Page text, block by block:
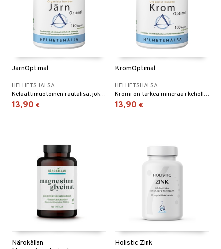
JärnOptimal
HELHETSHÄLSA
Kelaattimuotoinen rautalisä, joka on hellävarainen vatsalle. Yksi kapseli antaa 25 mg puhdasta rautaa. Kasviperäiset kapselit.
13,90 €
KromOptimal
HELHETSHÄLSA
Kromi on tärkeä mineraali keholle. Kromi edistää veren normaalia sokeritasapainoa ja makroravintoaineiden vaihduntaa.
13,90 €
Närokällan
Holistic Zink